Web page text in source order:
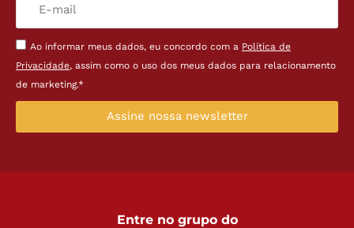
Ao informar meus dados, eu concordo com a Política de
Privacidade, assim como o uso dos meus dados para relacionamento
de marketing.*
Assine nossa newsletter
Entre no grupo do